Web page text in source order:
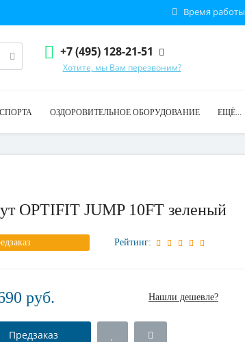
Время работы
+7 (495) 128-21-51
Хотите, мы Вам перезвоним?
ОЗДОРОВИТЕЛЬНОЕ ОБОРУДОВАНИЕ ЕЩЁ...
OPTIFIT JUMP 10FT зеленый
Рейтинг:
руб. Нашли дешевле?
Предзаказ